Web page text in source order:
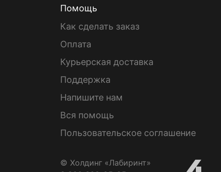
Помощь
Как сделать заказ
Оплата
Курьерская доставка
Поддержка
Напишите нам
Вся помощь
Пользовательское соглашение
© Холдинг «Лабиринт»